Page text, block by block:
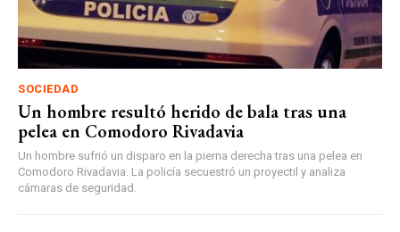
SOCIEDAD
Un hombre resultó herido de bala tras una
pelea en Comodoro Rivadavia
Un hombre sufrió un disparo en la pierna derecha tras una pelea en
Comodoro Rivadavia. La policía secuestró un proyectil y analiza
cámaras de seguridad.